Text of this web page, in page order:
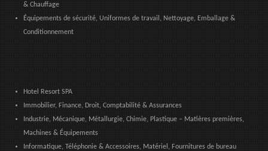
& Chauffage
Équipements de sécurité, Uniformes de travail, Nettoyage, Emballage &
Conditionnement
Hotel Resort SPA
Immobilier, Finance, Droit, Comptabilité & Assurances
Industrie, Mécanique, Métallurgie, Chimie, Plastique – Matières premières,
Machines & Équipements
Informatique, Téléphonie & Accessoires, Matériel, Fournitures de bureau